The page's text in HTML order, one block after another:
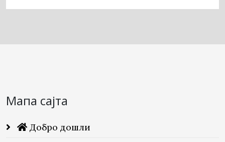
Мапа сајта
Добро дошли